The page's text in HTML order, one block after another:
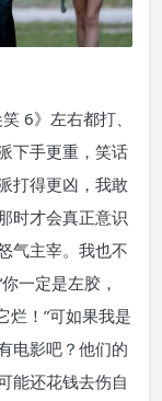
6》左右都打、
下手更重，笑话
打得更凶，我敢
时才会真正意识
气主宰。我也不
一定是左胶，
烂！”可如果我是
电影吧？他们的
能还花钱去伤自